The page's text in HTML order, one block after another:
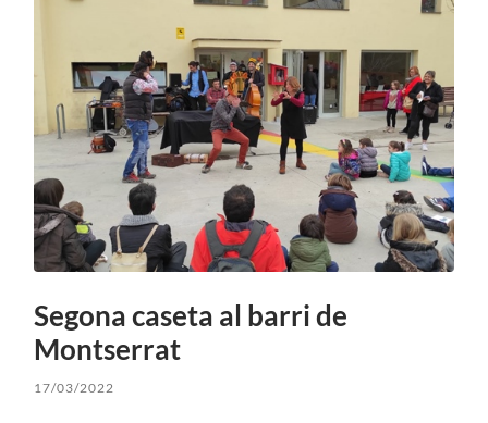
Segona caseta al barri de
Montserrat
17/03/2022